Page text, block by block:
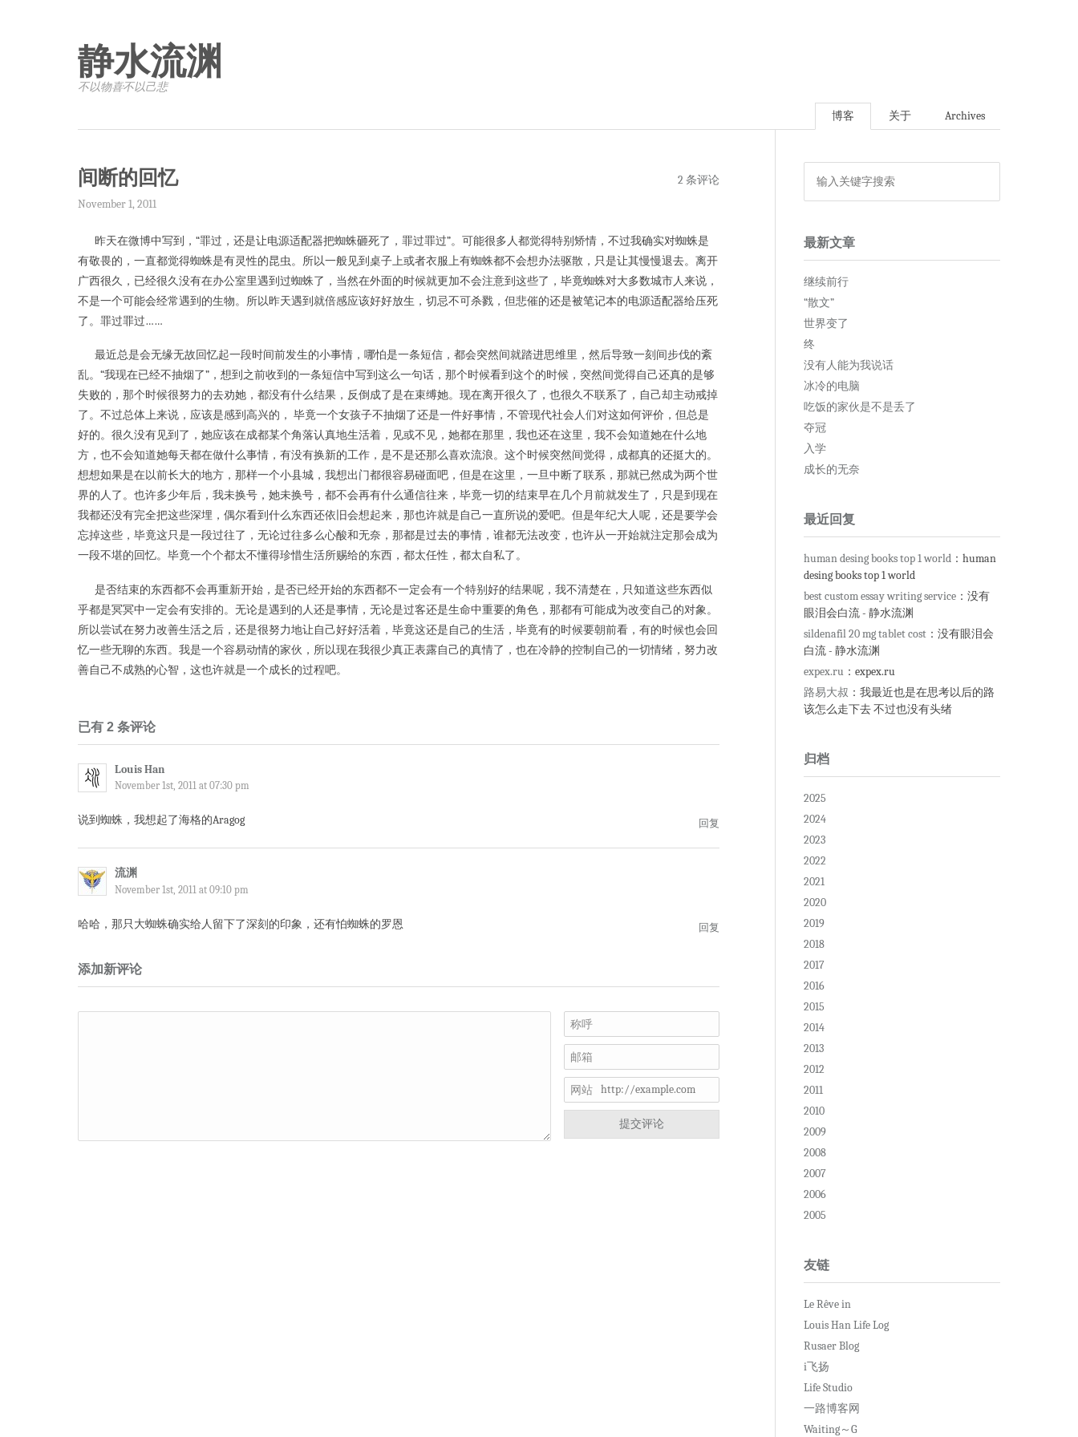
静水流渊
不以物喜·不以己悲
博客 关于 Archives
间断的回忆
November 1, 2011
2 条评论
昨天在微博中写到，“罪过，还是让电源适配器把蜘蛛砸死了，罪过罪过”。可能很多人都觉得特别矫情，不过我确实对蜘蛛是
有敬畏的，一直都觉得蜘蛛是有灵性的昆虫。所以一般见到桌子上或者衣服上有蜘蛛都不会想办法驱散，只是让其慢慢退去。离开
广西很久，已经很久没有在办公室里遇到过蜘蛛了，当然在外面的时候就更加不会注意到这些了，毕竟蜘蛛对大多数城市人来说，
不是一个可能会经常遇到的生物。所以昨天遇到就倍感应该好好放生，切忌不可杀戮，但悲催的还是被笔记本的电源适配器给压死
了。罪过罪过……
最近总是会无缘无故回忆起一段时间前发生的小事情，哪怕是一条短信，都会突然间就踏进思维里，然后导致一刻间步伐的紊
乱。“我现在已经不抽烟了”，想到之前收到的一条短信中写到这么一句话，那个时候看到这个的时候，突然间觉得自己还真的是够
失败的，那个时候很努力的去劝她，都没有什么结果，反倒成了是在束缚她。现在离开很久了，也很久不联系了，自己却主动戒掉
了。不过总体上来说，应该是感到高兴的， 毕竟一个女孩子不抽烟了还是一件好事情，不管现代社会人们对这如何评价，但总是
好的。很久没有见到了，她应该在成都某个角落认真地生活着，见或不见，她都在那里，我也还在这里，我不会知道她在什么地
方，也不会知道她每天都在做什么事情，有没有换新的工作，是不是还那么喜欢流浪。这个时候突然间觉得，成都真的还挺大的。
想想如果是在以前长大的地方，那样一个小县城，我想出门都很容易碰面吧，但是在这里，一旦中断了联系，那就已然成为两个世
界的人了。也许多少年后，我未换号，她未换号，都不会再有什么通信往来，毕竟一切的结束早在几个月前就发生了，只是到现在
我都还没有完全把这些深埋，偶尔看到什么东西还依旧会想起来，那也许就是自己一直所说的爱吧。但是年纪大人呢，还是要学会
忘掉这些，毕竟这只是一段过往了，无论过往多么心酸和无奈，那都是过去的事情，谁都无法改变，也许从一开始就注定那会成为
一段不堪的回忆。毕竟一个个都太不懂得珍惜生活所赐给的东西，都太任性，都太自私了。
是否结束的东西都不会再重新开始，是否已经开始的东西都不一定会有一个特别好的结果呢，我不清楚在，只知道这些东西似
乎都是冥冥中一定会有安排的。无论是遇到的人还是事情，无论是过客还是生命中重要的角色，那都有可能成为改变自己的对象。
所以尝试在努力改善生活之后，还是很努力地让自己好好活着，毕竟这还是自己的生活，毕竟有的时候要朝前看，有的时候也会回
忆一些无聊的东西。我是一个容易动情的家伙，所以现在我很少真正表露自己的真情了，也在冷静的控制自己的一切情绪，努力改
善自己不成熟的心智，这也许就是一个成长的过程吧。
已有 2 条评论
Louis Han
November 1st, 2011 at 07:30 pm
说到蜘蛛，我想起了海格的Aragog 回复
流渊
November 1st, 2011 at 09:10 pm
哈哈，那只大蜘蛛确实给人留下了深刻的印象，还有怕蜘蛛的罗恩 回复
添加新评论
称呼
邮箱
网站
提交评论
最新文章
继续前行
“散文”
世界变了
终
没有人能为我说话
冰冷的电脑
吃饭的家伙是不是丢了
夺冠
入学
成长的无奈
最近回复
human desing books top 1 world ：human
desing books top 1 world
best custom essay writing service ：没有
眼泪会白流 - 静水流渊
sildenafil 20 mg tablet cost ：没有眼泪会
白流 - 静水流渊
expex.ru ：expex.ru
路易大叔 ：我最近也是在思考以后的路
该怎么走下去 不过也没有头绪
归档
2025
2024
2023
2022
2021
2020
2019
2018
2017
2016
2015
2014
2013
2012
2011
2010
2009
2008
2007
2006
2005
友链
Le Rêve in
Louis Han Life Log
Rusaer Blog
i飞扬
Life Studio
一路博客网
Waiting～G